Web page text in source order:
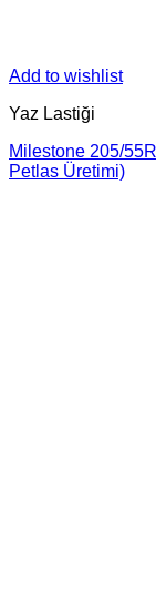
Add to wishlist
Yaz Lastiği
Milestone 205/
Petlas Üretimi)